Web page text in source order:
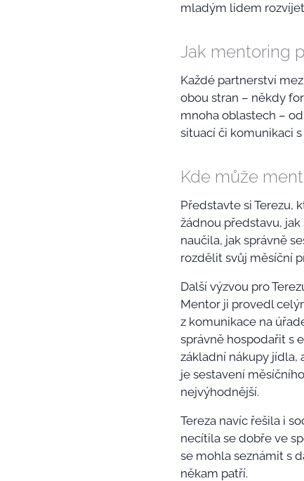
mladým lidem
Jak mentoring
Každé partnerství
obou stran – někdy
mnoha oblastech –
situací či komunikaci s
Kde může
Představte si Terezu,
žádnou představu,
naučila, jak správně
rozdělit svůj měsíční
Další výzvou pro
Mentor ji provedl
z komunikace na
správně hospodařit s
základní nákupy jídla,
je sestavení
nejvýhodnější.
Tereza navíc řešila i
necítila se dobře ve
se mohla seznámit s
někam patří.